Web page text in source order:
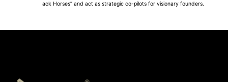
ack Horses” and act as strategic co-pilots for visionary founders.